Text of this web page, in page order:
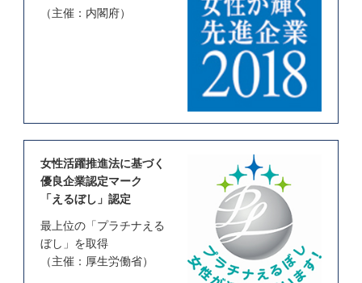
（主催：内閣府）
女性活躍推進法に基づく
優良企業認定マーク
「えるぼし」認定
最上位の「プラチナえる
ぼし」を取得
（主催：厚生労働省）